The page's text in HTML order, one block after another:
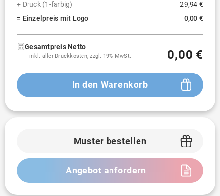
+ Druck (1-farbig)
29,94 €
= Einzelpreis mit Logo
0,00 €
Gesamtpreis Netto
inkl. aller Druckkosten, zzgl. 19% MwSt. 0,00 €
In den Warenkorb
Muster bestellen
Angebot anfordern